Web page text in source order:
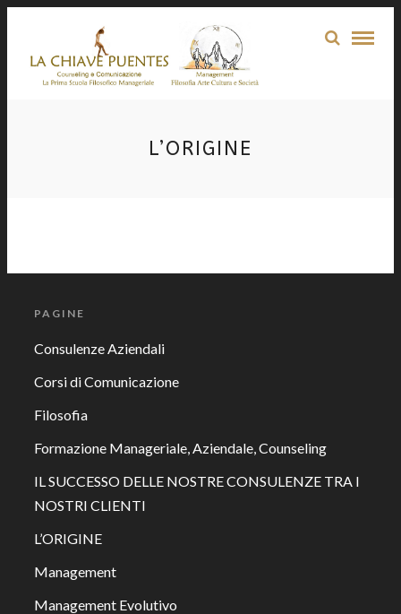
L’ORIGINE
PAGINE
Consulenze Aziendali
Corsi di Comunicazione
Filosofia
Formazione Manageriale, Aziendale, Counseling
IL SUCCESSO DELLE NOSTRE CONSULENZE TRA I
NOSTRI CLIENTI
L’ORIGINE
Management
Management Evolutivo